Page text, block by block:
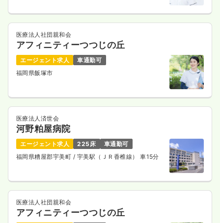
医療法人社団親和会
アフィニティーつつじの丘
エージェント求人
車通勤可
福岡県飯塚市
医療法人済世会
河野粕屋病院
エージェント求人 225床
車通勤可
福岡県糟屋郡宇美町 / 宇美駅（ＪＲ香椎線） 車15分
医療法人社団親和会
アフィニティーつつじの丘